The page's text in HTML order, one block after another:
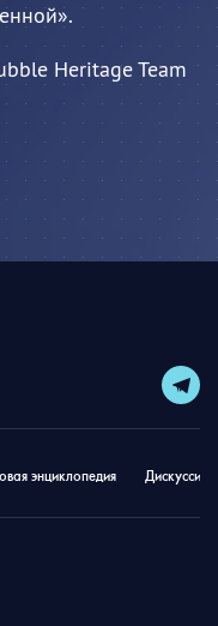
Heritage Team
энциклопедия